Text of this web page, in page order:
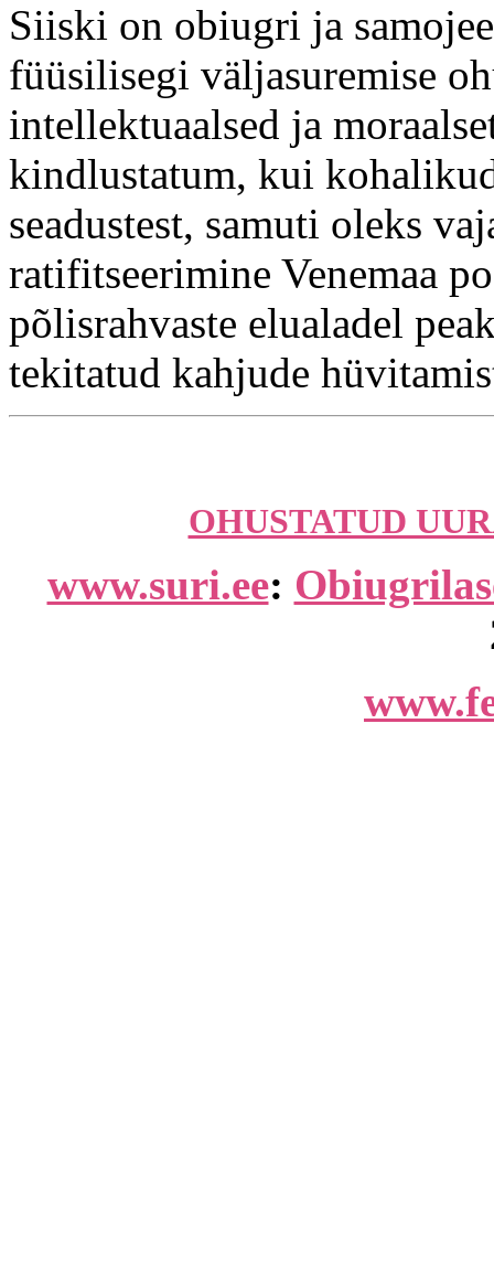
Siiski on obiugri ja
füüsilisegi väljasuremise
intellektuaalsed ja
kindlustatum, kui
seadustest, samuti oleks
ratifitseerimine Venemaa
põlisrahvaste elualadel
tekitatud kahjude
OHUSTATUD
www.suri.ee: